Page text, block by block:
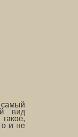
вид
и не